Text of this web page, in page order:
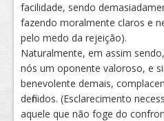
facilidade, sendo
fazendo moralmente claros e
pelo medo da rejeição).
Naturalmente, em assim
nós um oponente valoroso, e
benevolente demais,
definidos. (Esclarecimento
aquele que não foge do